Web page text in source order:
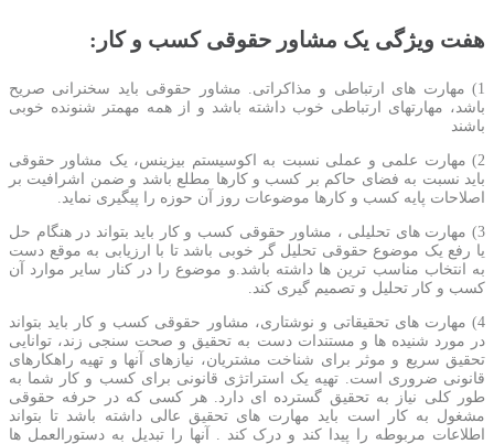
هفت ویژگی یک مشاور حقوقی کسب و کار:
1) مهارت های ارتباطی و مذاکراتی. مشاور حقوقی باید سخنرانی صریح
باشد، مهارتهای ارتباطی خوب داشته باشد و از همه مهمتر شنونده خوبی
باشند
2) مهارت علمی و عملی نسبت به اکوسیستم بیزینس، یک مشاور حقوقی
باید نسبت به فضای حاکم بر کسب و کارها مطلع باشد و ضمن اشرافیت بر
اصلاحات پایه کسب و کارها موضوعات روز آن حوزه را پیگیری نماید.
3) مهارت های تحلیلی ، مشاور حقوقی کسب و کار باید بتواند در هنگام حل
یا رفع یک موضوع حقوقی تحلیل گر خوبی باشد تا با ارزیابی به موقع دست
به انتخاب مناسب ترین ها داشته باشد.و موضوع را در کنار سایر موارد آن
کسب و کار تحلیل و تصمیم گیری کند.
4) مهارت های تحقیقاتی و نوشتاری، مشاور حقوقی کسب و کار باید بتواند
در مورد شنیده ها و مستندات دست به تحقیق و صحت سنجی زند، توانایی
تحقیق سریع و موثر برای شناخت مشتریان، نیازهای آنها و تهیه راهکارهای
قانونی ضروری است. تهیه یک استراتژی قانونی برای کسب و کار شما به
طور کلی نیاز به تحقیق گسترده ای دارد. هر کسی که در حرفه حقوقی
مشغول به کار است باید مهارت های تحقیق عالی داشته باشد تا بتواند
اطلاعات مربوطه را پیدا کند و درک کند . آنها را تبدیل به دستورالعمل ها